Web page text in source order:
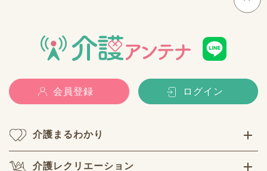
会員登録 ログイン
介護まるわかり
介護レクリエーション